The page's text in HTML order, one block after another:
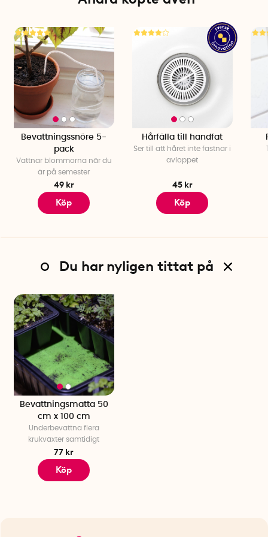
Bevattningsmattan kan handtvättas i 40 grader.
Bevattningssnöre 5-
pack
Vattnar blommorna när du
är på semester
49 kr
Köp
Hårfälla till handfat
Ser till att håret inte fastnar i
avloppet
45 kr
Köp
Du har nyligen tittat på
Bevattningsmatta 50
cm x 100 cm
Underbevattna flera
krukväxter samtidigt
77 kr
Köp